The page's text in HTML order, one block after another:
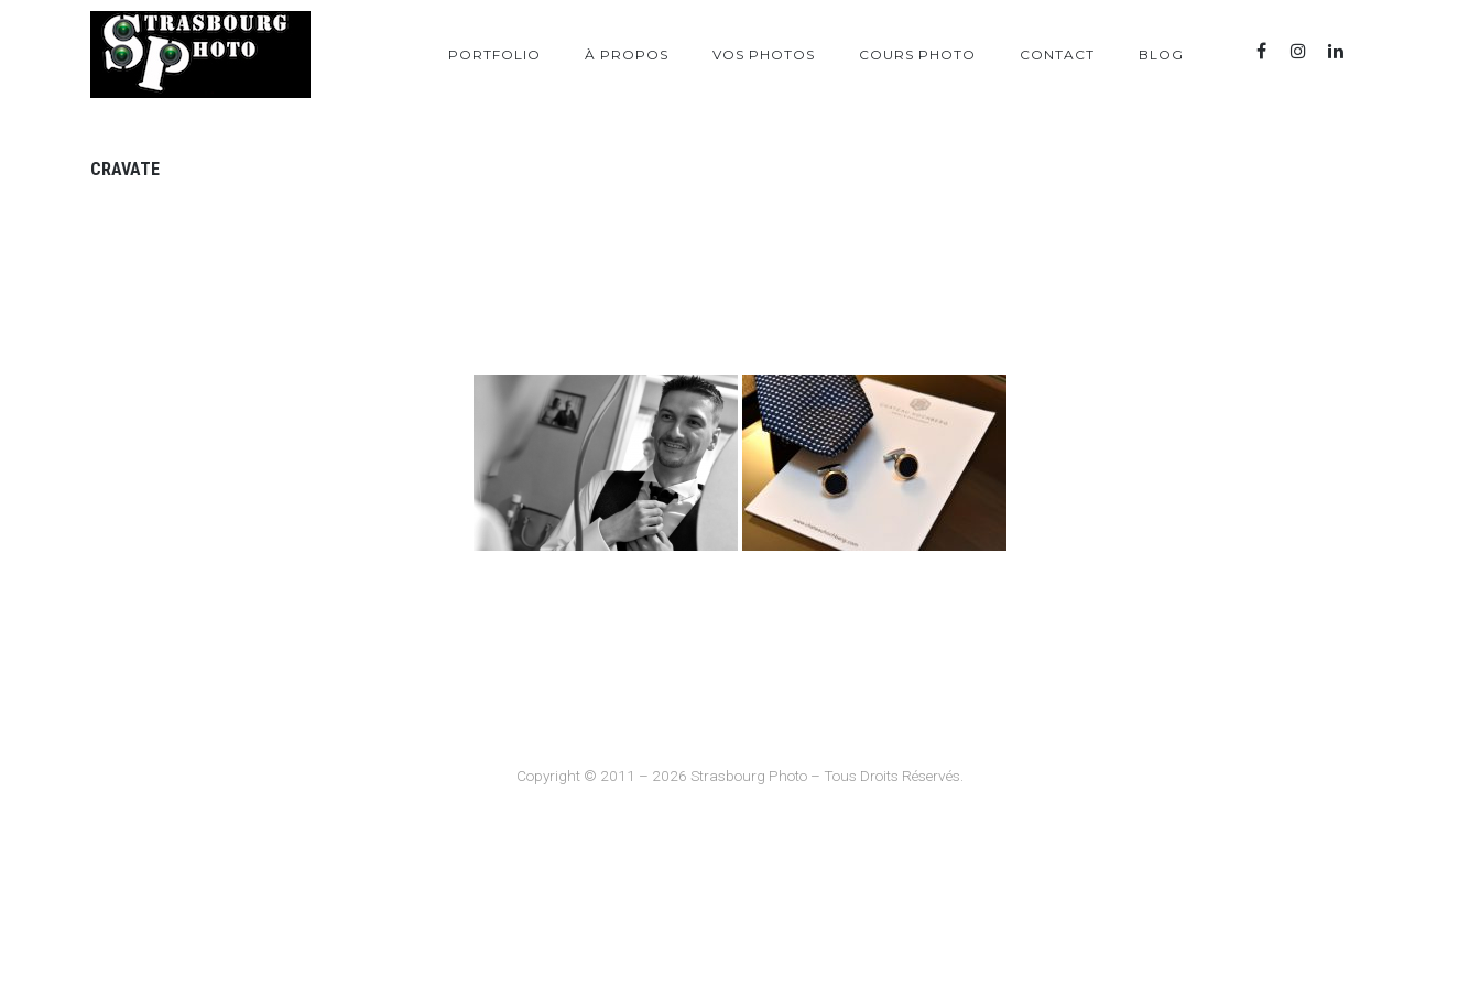
PORTFOLIO À PROPOS VOS PHOTOS COURS PHOTO CONTACT BLOG
CRAVATE
Copyright © 2011 – 2026 Strasbourg Photo – Tous Droits Réservés.